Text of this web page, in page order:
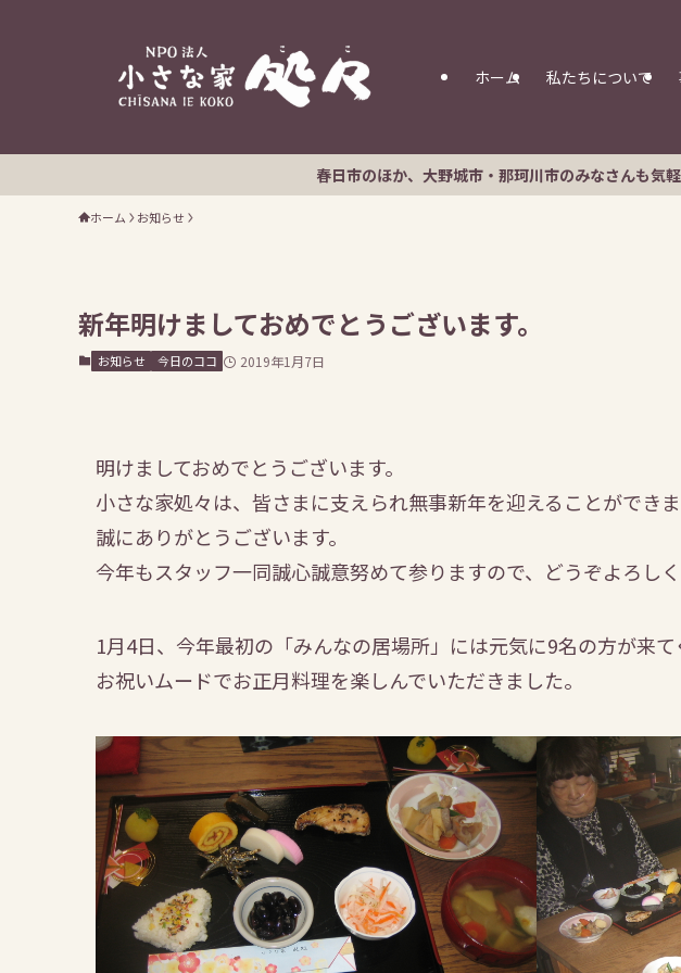
ホーム 私たちについて
春日市のほか、大野城市・那珂川市のみなさんも気軽にお問い合わ
ホーム お知らせ
新年明けましておめでとうございます。
お知らせ 今日のココ 2019年1月7日
明けましておめでとうございます。
小さな家処々は、皆さまに支えられ無事新年を迎えることができま
誠にありがとうございます。
今年もスタッフ一同誠心誠意努めて参りますので、どうぞよろしく
1月4日、今年最初の「みんなの居場所」には元気に9名の方が来て
お祝いムードでお正月料理を楽しんでいただきました。